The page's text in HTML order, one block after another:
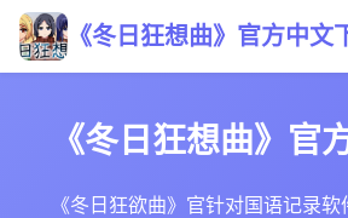
《冬日狂想曲》官方中文
《冬日狂想曲》官
《冬日狂欲曲》官针对国语记录